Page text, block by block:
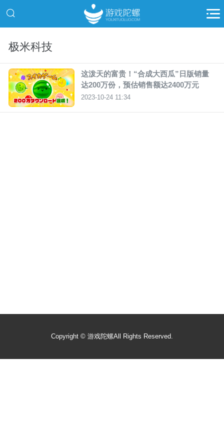
极米科技
这泼天的富贵！“合成大西瓜”日版销量
达200万份，预估销售额达2400万元
2023-10-24 11:34
Copyright © 游戏陀螺All Rights Reserved.